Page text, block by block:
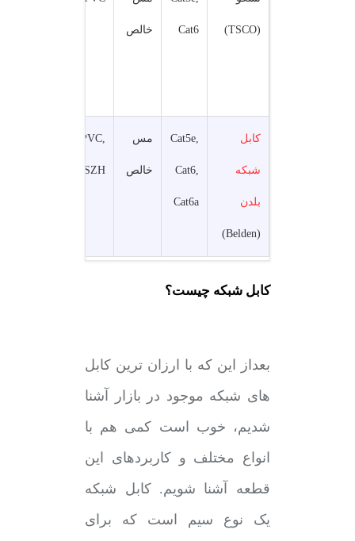
(TSCO)
Cat6 خالص
کابل
شبکه
بلدن
(Belden)
Cat5e,
Cat6,
Cat6a
مس
خالص
PVC,
LSZH
کابل شبکه چیست؟
بعداز این که با ارزان ترین کابل
های شبکه موجود در بازار آشنا
شدیم، خوب است کمی هم با
انواع مختلف و کاربردهای این
قطعه آشنا شویم. کابل شبکه
یک نوع سیم است که برای